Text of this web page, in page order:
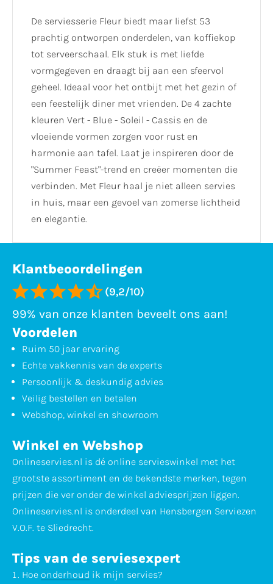
De serviesserie Fleur biedt maar liefst 53
prachtig ontworpen onderdelen, van koffiekop
tot serveerschaal. Elk stuk is met liefde
vormgegeven en draagt bij aan een sfeervol
geheel. Ideaal voor het ontbijt met het gezin of
een feestelijk diner met vrienden. De 4 zachte
kleuren Vert - Blue - Soleil - Cassis en de
vloeiende vormen zorgen voor rust en
harmonie aan tafel. Laat je inspireren door de
"Summer Feast"-trend en creëer momenten die
verbinden. Met Fleur haal je niet alleen servies
in huis, maar een gevoel van zomerse lichtheid
en elegantie.
Klantbeoordelingen
(9,2/10)
99% van onze klanten beveelt ons aan!
Voordelen
Ruim 50 jaar ervaring
Echte vakkennis van de experts
Persoonlijk & deskundig advies
Veilig bestellen en betalen
Webshop, winkel en showroom
Winkel en Webshop
Onlineservies.nl is dé online servieswinkel met het
grootste assortiment en de bekendste merken, tegen
prijzen die ver onder de winkel adviesprijzen liggen.
Onlineservies.nl is onderdeel van Hensbergen Serviezen
V.O.F. te Sliedrecht.
Tips van de serviesexpert
Hoe onderhoud ik mijn servies?